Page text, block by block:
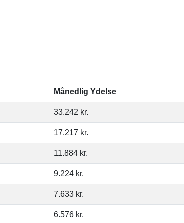
Månedlig Ydelse
33.242 kr.
17.217 kr.
11.884 kr.
9.224 kr.
7.633 kr.
6.576 kr.